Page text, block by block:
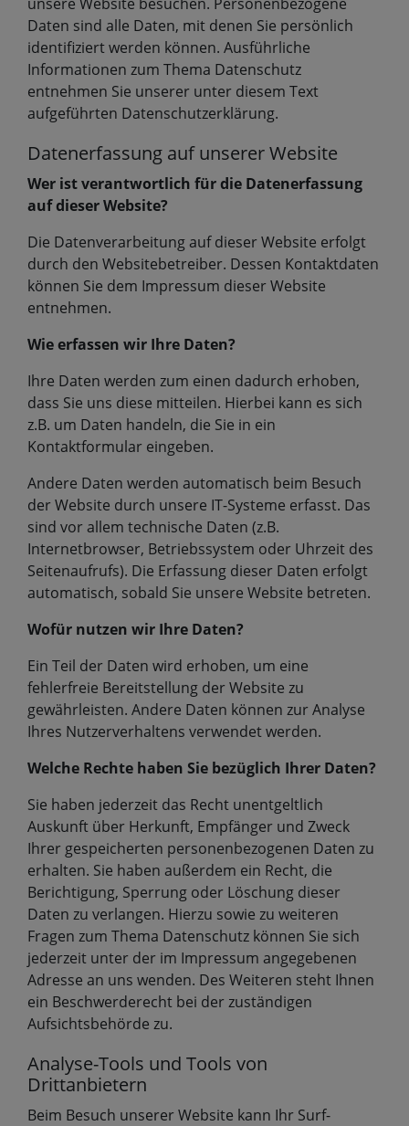
Daten sind alle Daten, mit denen Sie persönlich
identifiziert werden können. Ausführliche
Informationen zum Thema Datenschutz
entnehmen Sie unserer unter diesem Text
aufgeführten Datenschutzerklärung.
Datenerfassung auf unserer Website
Wer ist verantwortlich für die Datenerfassung
auf dieser Website?
Die Datenverarbeitung auf dieser Website erfolgt
durch den Websitebetreiber. Dessen Kontaktdaten
können Sie dem Impressum dieser Website
entnehmen.
Wie erfassen wir Ihre Daten?
Ihre Daten werden zum einen dadurch erhoben,
dass Sie uns diese mitteilen. Hierbei kann es sich
z.B. um Daten handeln, die Sie in ein
Kontaktformular eingeben.
Andere Daten werden automatisch beim Besuch
der Website durch unsere IT-Systeme erfasst. Das
sind vor allem technische Daten (z.B.
Internetbrowser, Betriebssystem oder Uhrzeit des
Seitenaufrufs). Die Erfassung dieser Daten erfolgt
automatisch, sobald Sie unsere Website betreten.
Wofür nutzen wir Ihre Daten?
Ein Teil der Daten wird erhoben, um eine
fehlerfreie Bereitstellung der Website zu
gewährleisten. Andere Daten können zur Analyse
Ihres Nutzerverhaltens verwendet werden.
Welche Rechte haben Sie bezüglich Ihrer Daten?
Sie haben jederzeit das Recht unentgeltlich
Auskunft über Herkunft, Empfänger und Zweck
Ihrer gespeicherten personenbezogenen Daten zu
erhalten. Sie haben außerdem ein Recht, die
Berichtigung, Sperrung oder Löschung dieser
Daten zu verlangen. Hierzu sowie zu weiteren
Fragen zum Thema Datenschutz können Sie sich
jederzeit unter der im Impressum angegebenen
Adresse an uns wenden. Des Weiteren steht Ihnen
ein Beschwerderecht bei der zuständigen
Aufsichtsbehörde zu.
Analyse-Tools und Tools von
Drittanbietern
Beim Besuch unserer Website kann Ihr Surf-